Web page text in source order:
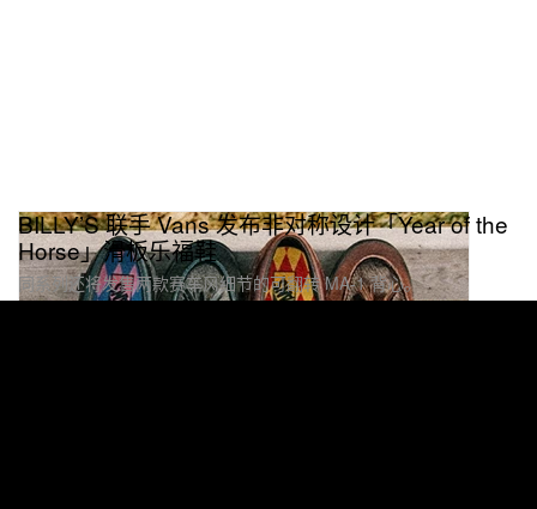
BILLY’S 联手 Vans 发布非对称设计「Year of the
Horse」滑板乐福鞋
同系列还将发售两款赛车风细节的可翻转 MA-1 背心。